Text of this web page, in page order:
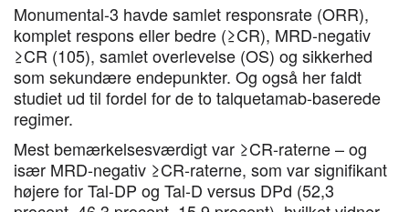
Monumental-3 havde samlet responsrate (ORR),
komplet respons eller bedre (≥CR), MRD-negativ
≥CR (105), samlet overlevelse (OS) og sikkerhed
som sekundære endepunkter. Og også her faldt
studiet ud til fordel for de to talquetamab-baserede
regimer.
Mest bemærkelsesværdigt var ≥CR-raterne – og
især MRD-negativ ≥CR-raterne, som var signifikant
højere for Tal-DP og Tal-D versus DPd (52,3